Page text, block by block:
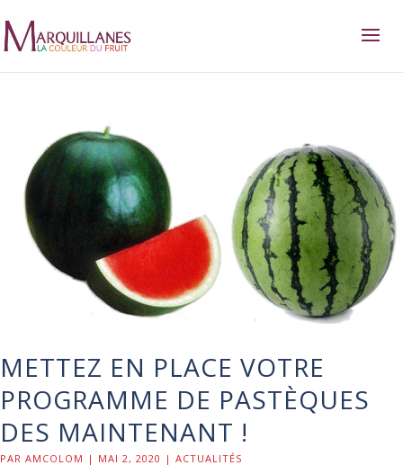
METTEZ EN PLACE VOTRE
PROGRAMME DE PASTÈQUES
DES MAINTENANT !
PAR AMCOLOM | MAI 2, 2020 | ACTUALITÉS